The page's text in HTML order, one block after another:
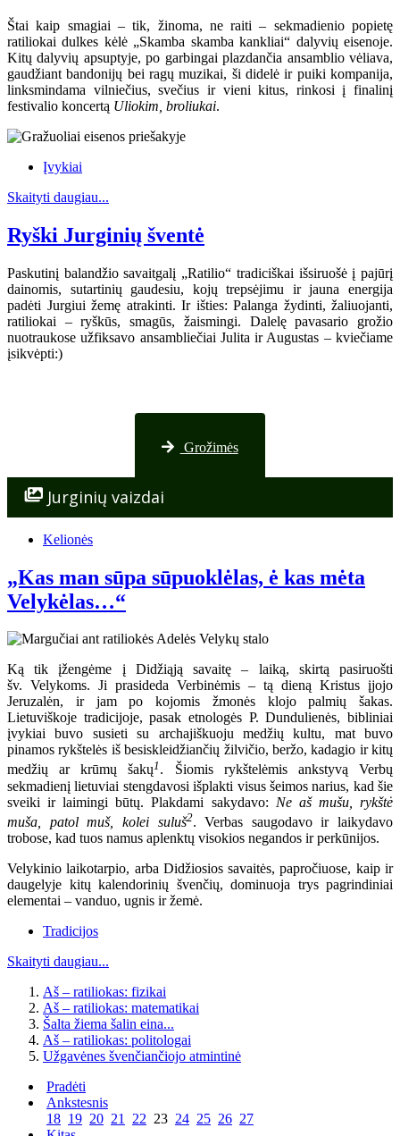
Štai kaip smagiai – tik, žinoma, ne raiti – sekmadienio popietę
ratiliokai dulkes kėlė „Skamba skamba kankliai“ dalyvių eisenoje.
Kitų dalyvių apsuptyje, po garbingai plazdančia ansamblio vėliava,
gaudžiant bandonijų bei ragų muzikai, ši didelė ir puiki kompanija,
linksmindama vilniečius, svečius ir vieni kitus, rinkosi į finalinį
festivalio koncertą Uliokim, broliukai.
Įvykiai
Skaityti daugiau...
Ryški Jurginių šventė
Paskutinį balandžio savaitgalį „Ratilio“ tradiciškai išsiruošė į pajūrį
dainomis, sutartinių gaudesiu, kojų trepsėjimu ir jauna energija
padėti Jurgiui žemę atrakinti. Ir išties: Palanga žydinti, žaliuojanti,
ratiliokai – ryškūs, smagūs, žaismingi. Dalelę pavasario grožio
nuotraukose užfiksavo ansambliečiai Julita ir Augustas – kviečiame
įsikvėpti:)
Nuotraukos iš Palangos
Grožimės
Jurginių vaizdai
Kelionės
„Kas man sūpa sūpuoklėlas, ė kas mėta
Velykėlas…“
Ką tik įžengėme į Didžiąją savaitę – laiką, skirtą pasiruošti
šv. Velykoms. Ji prasideda Verbinėmis – tą dieną Kristus įjojo
Jeruzalėn, ir jam po kojomis žmonės klojo palmių šakas.
Lietuviškoje tradicijoje, pasak etnologės P. Dundulienės, bibliniai
įvykiai buvo susieti su archajiškuoju medžių kultu, mat buvo
pinamos rykštelės iš besiskleidžiančių žilvičio, beržo, kadagio ir kitų
medžių ar krūmų šakų1 . Šiomis rykštelėmis ankstyvą Verbų
sekmadienį lietuviai stengdavosi išplakti visus šeimos narius, kad šie
sveiki ir laimingi būtų. Plakdami sakydavo: Ne aš mušu, rykštė
muša, patol muš, kolei suluš2. Verbas saugodavo ir laikydavo
trobose, kad tuos namus aplenktų visokios negandos ir perkūnijos.
Velykinio laikotarpio, arba Didžiosios savaitės, papročiuose, kaip ir
daugelyje kitų kalendorinių švenčių, dominuoja trys pagrindiniai
elementai – vanduo, ugnis ir žemė.
Tradicijos
Skaityti daugiau...
Aš – ratiliokas: fizikai
Aš – ratiliokas: matematikai
Šalta žiema šalin eina...
Aš – ratiliokas: politologai
Užgavėnes švenčiančiojo atmintinė
Pradėti
Ankstesnis
18 19 20 21 22 23 24 25 26 27